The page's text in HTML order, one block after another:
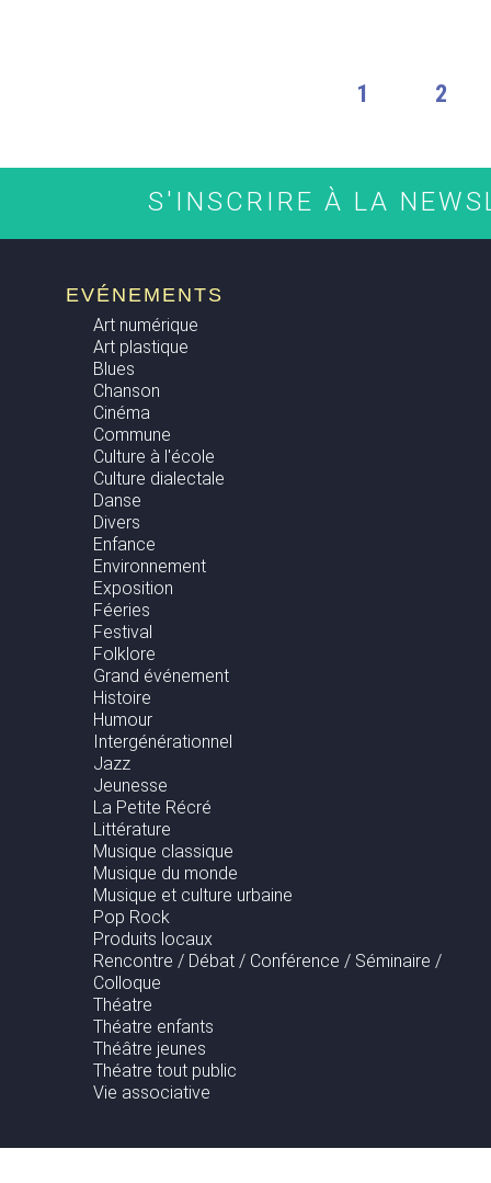
1 2
S'INSCRIRE À LA
EVÉNEMENTS
Art numérique
Art plastique
Blues
Chanson
Cinéma
Commune
Culture à l'école
Culture dialectale
Danse
Divers
Enfance
Environnement
Exposition
Féeries
Festival
Folklore
Grand événement
Histoire
Humour
Intergénérationnel
Jazz
Jeunesse
La Petite Récré
Littérature
Musique classique
Musique du monde
Musique et culture urbaine
Pop Rock
Produits locaux
Rencontre / Débat / Conférence / Séminaire /
Colloque
Théatre
Théatre enfants
Théâtre jeunes
Théatre tout public
Vie associative